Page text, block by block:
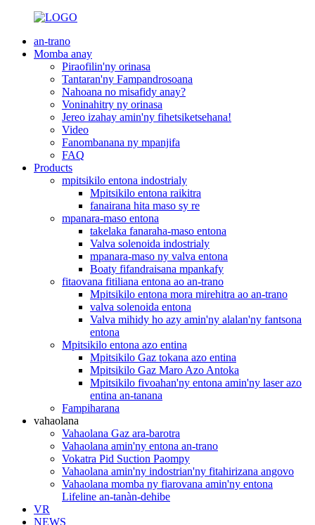
an-trano
Momba anay
Piraofilin'ny orinasa
Tantaran'ny Fampandrosoana
Nahoana no misafidy anay?
Voninahitry ny orinasa
Jereo izahay amin'ny fihetsiketsehana!
Video
Fanombanana ny mpanjifa
FAQ
Products
mpitsikilo entona indostrialy
Mpitsikilo entona raikitra
fanairana hita maso sy re
mpanara-maso entona
takelaka fanaraha-maso entona
Valva solenoida indostrialy
mpanara-maso ny valva entona
Boaty fifandraisana mpankafy
fitaovana fitiliana entona ao an-trano
Mpitsikilo entona mora mirehitra ao an-trano
valva solenoida entona
Valva mihidy ho azy amin'ny alalan'ny fantsona
entona
Mpitsikilo entona azo entina
Mpitsikilo Gaz tokana azo entina
Mpitsikilo Gaz Maro Azo Antoka
Mpitsikilo fivoahan'ny entona amin'ny laser azo
entina an-tanana
Fampiharana
vahaolana
Vahaolana Gaz ara-barotra
Vahaolana amin'ny entona an-trano
Vokatra Pid Suction Paompy
Vahaolana amin'ny indostrian'ny fitahirizana angovo
Vahaolana momba ny fiarovana amin'ny entona
Lifeline an-tanàn-dehibe
VR
NEWS